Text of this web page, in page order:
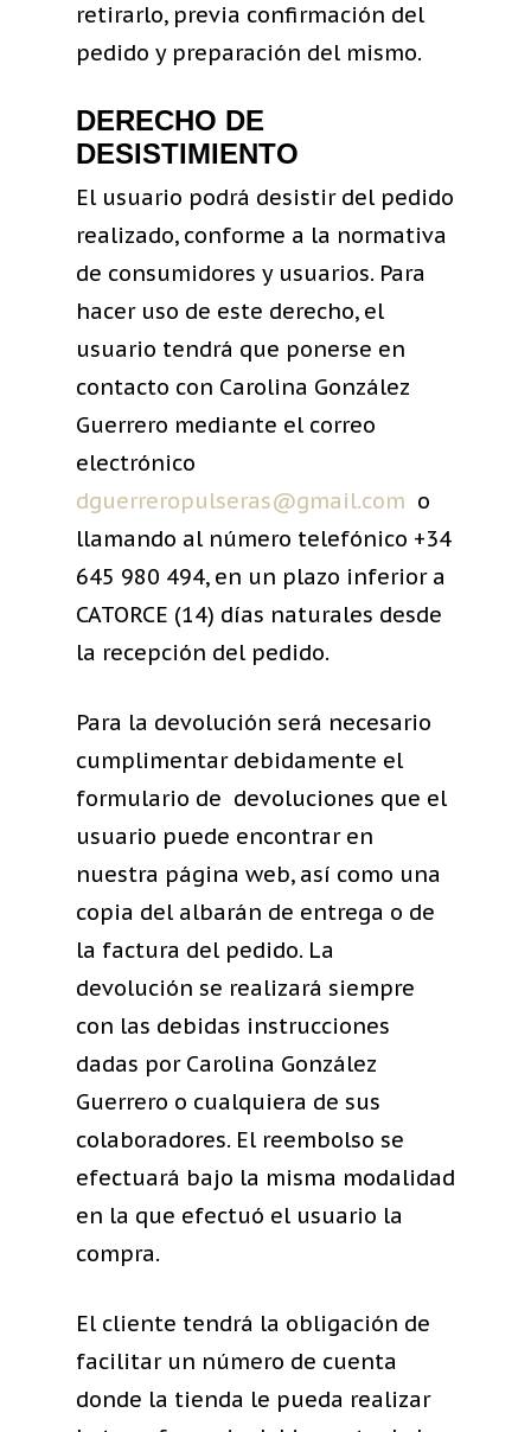
retirarlo, previa confirmación del
pedido y preparación del mismo.
DERECHO DE
DESISTIMIENTO
El usuario podrá desistir del pedido
realizado, conforme a la normativa
de consumidores y usuarios. Para
hacer uso de este derecho, el
usuario tendrá que ponerse en
contacto con Carolina González
Guerrero mediante el correo
electrónico
dguerreropulseras@gmail.com o
llamando al número telefónico +34
645 980 494, en un plazo inferior a
CATORCE (14) días naturales desde
la recepción del pedido.
Para la devolución será necesario
cumplimentar debidamente el
formulario de devoluciones que el
usuario puede encontrar en
nuestra página web, así como una
copia del albarán de entrega o de
la factura del pedido. La
devolución se realizará siempre
con las debidas instrucciones
dadas por Carolina González
Guerrero o cualquiera de sus
colaboradores. El reembolso se
efectuará bajo la misma modalidad
en la que efectuó el usuario la
compra.
El cliente tendrá la obligación de
facilitar un número de cuenta
donde la tienda le pueda realizar